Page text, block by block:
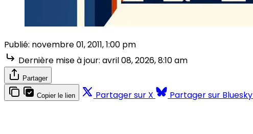
Publié: novembre 01, 2011, 1:00 pm
Dernière mise à jour: avril 08, 2026, 8:10 am
Partager
Copier le lien Partager sur X Partager sur Bluesky